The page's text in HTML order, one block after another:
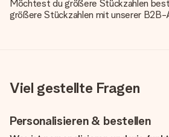
Möchtest du größere Stückzahlen
größere Stückzahlen mit unserer
Viel gestellte Fragen
Personalisieren & bestellen